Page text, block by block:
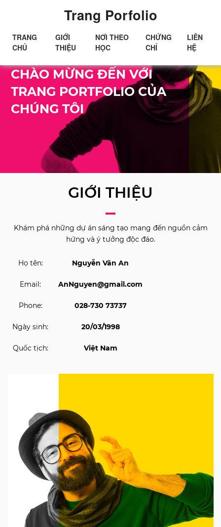
Trang Porfolio
TRANG
CHỦ
GIỚI
THIỆU
NƠI THEO
HỌC
CHỨNG
CHỈ
LIÊN
HỆ
Xin chào!
CHÀO MỪNG ĐẾN VỚI
TRANG PORTFOLIO CỦA
CHÚNG TÔI
GIỚI THIỆU
Khám phá những dự án sáng tạo mang đến nguồn cảm
hứng và ý tưởng độc đáo.
Họ tên: Nguyễn Văn An
Email: AnNguyen@gmail.com
Phone: 028-730 73737
Ngày sinh: 20/03/1998
Quốc tịch: Việt Nam